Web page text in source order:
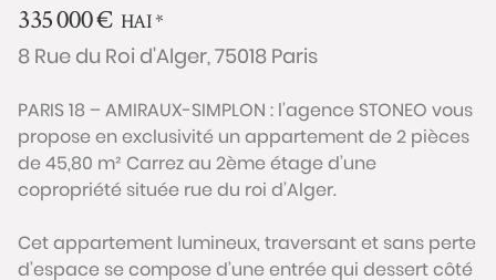
335 000€ HAI*
8 Rue du Roi d'Alger, 75018 Paris
PARIS 18 – AMIRAUX-SIMPLON : l’agence STONEO vous
propose en exclusivité un appartement de 2 pièces
de 45,80 m² Carrez au 2ème étage d’une
copropriété située rue du roi d’Alger.
Cet appartement lumineux, traversant et sans perte
d’espace se compose d’une entrée qui dessert côté